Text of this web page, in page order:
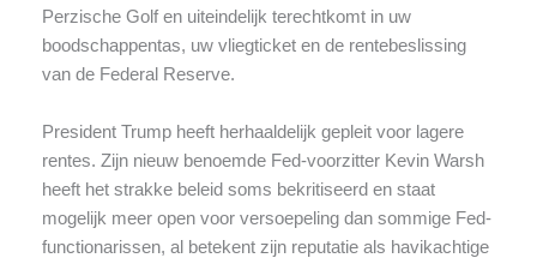
Perzische Golf en uiteindelijk terechtkomt in uw
boodschappentas, uw vliegticket en de rentebeslissing
van de Federal Reserve.
President Trump heeft herhaaldelijk gepleit voor lagere
rentes. Zijn nieuw benoemde Fed-voorzitter Kevin Warsh
heeft het strakke beleid soms bekritiseerd en staat
mogelijk meer open voor versoepeling dan sommige Fed-
functionarissen, al betekent zijn reputatie als havikachtige